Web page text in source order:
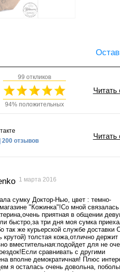
99 откликов
94% положительных
Читать
200 отзывов
Читать
1 марта 2016
сумку Доктор-Нью, цвет : темно-
"Кожинка"!Со мной связалась
приятная в общении
быстро,за три дня моя сумка
так же курьерской службе доставки
крутой) толстая кожа,отлично держит
вместительная:подойдет для не
сравнивать с другими
вполне демократичная! Плюс
я осталась очень довольна,